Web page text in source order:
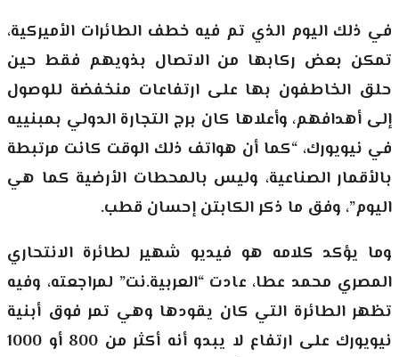
في ذلك اليوم الذي تم فيه خطف الطائرات الأميركية،
تمكن بعض ركابها من الاتصال بذويهم فقط حين
حلق الخاطفون بها على ارتفاعات منخفضة للوصول
إلى أهدافهم، وأعلاها كان برج التجارة الدولي بمبنييه
في نيويورك، “كما أن هواتف ذلك الوقت كانت مرتبطة
بالأقمار الصناعية، وليس بالمحطات الأرضية كما هي
اليوم”، وفق ما ذكر الكابتن إحسان قطب.
وما يؤكد كلامه هو فيديو شهير لطائرة الانتحاري
المصري محمد عطا، عادت “العربية.نت” لمراجعته، وفيه
تظهر الطائرة التي كان يقودها وهي تمر فوق أبنية
نيويورك على ارتفاع لا يبدو أنه أكثر من 800 أو 1000